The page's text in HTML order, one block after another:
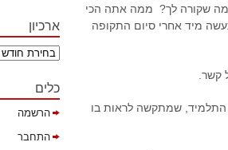
שקורה לך? ממה אתה הכי
מיד אחרי סיום התקופה
התלמיד, שמתקשה לראות בו
ארכיון
כלים
הרשמה
התחבר